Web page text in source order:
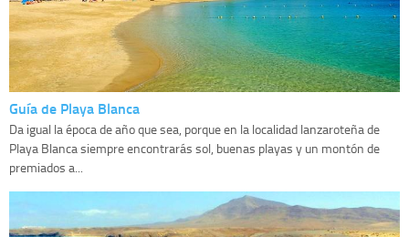
Guía de Playa Blanca
Da igual la época de año que sea, porque en la localidad lanzaroteña de
Playa Blanca siempre encontrarás sol, buenas playas y un montón de
premiados a...